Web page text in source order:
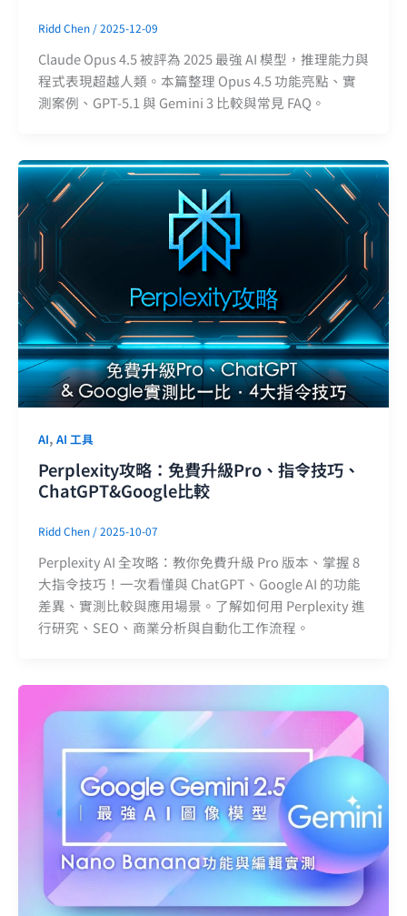
Ridd Chen /2025-12-09
Claude Opus 4.5 被評為 2025 最強 AI 模型，推理能力與
程式表現超越人類。本篇整理 Opus 4.5 功能亮點、實
測案例、GPT-5.1 與 Gemini 3 比較與常見 FAQ。
AI, AI 工具
Perplexity攻略：免費升級Pro、指令技巧、
ChatGPT&Google比較
Ridd Chen /2025-10-07
Perplexity AI 全攻略：教你免費升級 Pro 版本、掌握 8
大指令技巧！一次看懂與 ChatGPT、Google AI 的功能
差異、實測比較與應用場景。了解如何用 Perplexity 進
行研究、SEO、商業分析與自動化工作流程。